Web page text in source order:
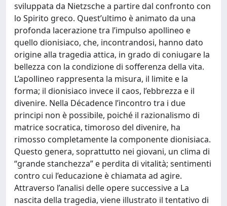
sviluppata da Nietzsche a partire dal confronto con
lo Spirito greco. Quest’ultimo è animato da una
profonda lacerazione tra l’impulso apollineo e
quello dionisiaco, che, incontrandosi, hanno dato
origine alla tragedia attica, in grado di coniugare la
bellezza con la condizione di sofferenza della vita.
L’apollineo rappresenta la misura, il limite e la
forma; il dionisiaco invece il caos, l’ebbrezza e il
divenire. Nella Décadence l’incontro tra i due
principi non è possibile, poiché il razionalismo di
matrice socratica, timoroso del divenire, ha
rimosso completamente la componente dionisiaca.
Questo genera, soprattutto nei giovani, un clima di
“grande stanchezza” e perdita di vitalità; sentimenti
contro cui l’educazione è chiamata ad agire.
Attraverso l’analisi delle opere successive a La
nascita della tragedia, viene illustrato il tentativo di